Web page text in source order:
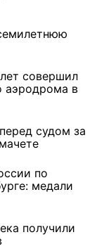
совершил
аэродрома в
судом за
по
медали
получили